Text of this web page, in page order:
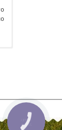
КНОПКА
ЗВ'ЯЗКУ